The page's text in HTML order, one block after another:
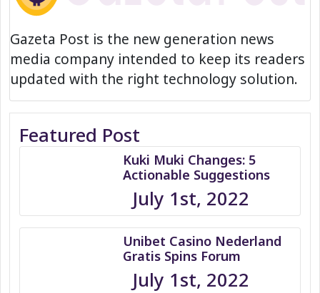
Gazeta Post is the new generation news
media company intended to keep its readers
updated with the right technology solution.
Featured Post
Kuki Muki Changes: 5
Actionable Suggestions
July 1st, 2022
Unibet Casino Nederland
Gratis Spins Forum
July 1st, 2022